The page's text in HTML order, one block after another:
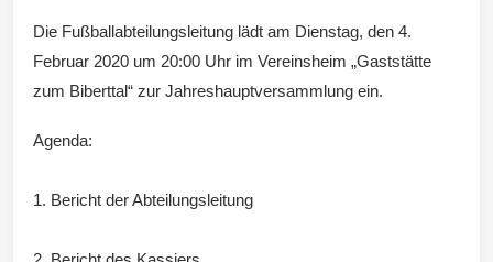
Wintersd
Die Fußballabteilungsleitung lädt am Dienstag, den 4.
Februar 2020 um 20:00 Uhr im Vereinsheim „Gaststätte
zum Biberttal“ zur Jahreshauptversammlung ein.
Agenda:
1. Bericht der Abteilungsleitung